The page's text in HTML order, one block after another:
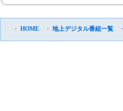
・ HOME ・ 地上デジタル番組一覧 ・